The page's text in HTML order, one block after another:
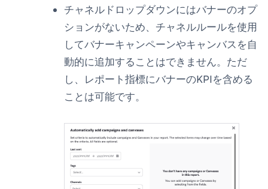
チャネル ドロップダウンにはバナーのオプ
ションがないため、チャネルルールを使用
してバナーキャンペーンやキャンバスを自
動的に追加することはできません。ただ
し、レポート指標にバナーのKPIを含める
ことは可能です。